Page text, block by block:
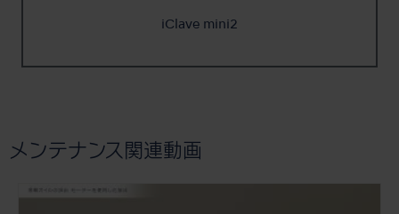
iClave mini2
メンテナンス関連動画